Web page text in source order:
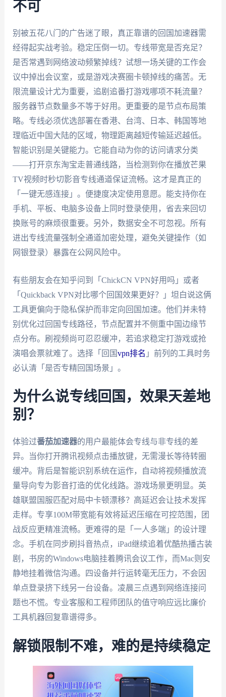
不可
别被五花八门的广告迷了眼，真正靠谱的回国加速器需
经得起实战考验。稳定压倒一切。专线带宽是否充足？
是否常遇到网络波动频繁掉线？试想一场关键的工作会
议中掉出会议室，或是游戏决赛圈卡顿掉线的痛苦。无
限流量设计尤为重要，追剧追番打游戏哪项不耗流量？
服务器节点数量多不等于好用。更重要的是节点布局策
略。专线必须优选部署在香港、台湾、日本、韩国等地
理临近中国大陆的区域，物理距离越短传输延迟越低。
智能识别是关键能力。它能自动为你的访问请求分类
——打开京东淘宝走普通线路，当检测到你在播放芒果
TV视频时秒切影音专线通道保证流畅。这才是真正的
「一键无感连接」。便捷度决定使用意愿。能支持你在
手机、平板、电脑多设备上同时登录使用，省去来回切
换账号的麻烦很重要。另外，数据安全不可忽视。所有
进出专线流量强制全通道加密处理，避免关键操作（如
网银登录）暴露在公网风险中。
有些朋友会在知乎问到「ChickCN VPN好用吗」或者
「Quickback VPN对比哪个回国效果更好？」坦白说这俩
工具更偏向于隐私保护而非定向回国加速。他们并未特
别优化过回国专线路径，节点配置并不侧重中国边缘节
点分布。刷视频尚可忍忍缓冲，若追求稳定打游戏或抢
演唱会票就难了。选择「回国vpn排名 」前列的工具时务
必认清「是否专精回国场景」。
为什么说专线回国，效果天差地
别？
体验过番茄加速器的用户最能体会专线与非专线的差
异。当你打开腾讯视频点击播放键，无需漫长等待转圈
缓冲。背后是智能识别系统在运作，自动将视频播放流
量导向专为影音打造的优化线路。游戏场景更明显。英
雄联盟国服匹配对局中卡顿漂移？高延迟会让技术发挥
走样。专享100M带宽能有效将延迟压缩在可控范围，团
战反应更精准流畅。更难得的是「一人多端」的设计理
念。手机在同步刷抖音热点，iPad继续追着优酷热播古装
剧，书房的Windows电脑挂着腾讯会议工作，而Mac则安
静地挂着微信沟通。四设备并行运转毫无压力，不会因
单点登录挤下线另一台设备。凌晨三点遇到网络连接问
题也不慌。专业客服和工程师团队的值守响应远比廉价
工具机器回复靠谱得多。
解锁限制不难，难的是持续稳定